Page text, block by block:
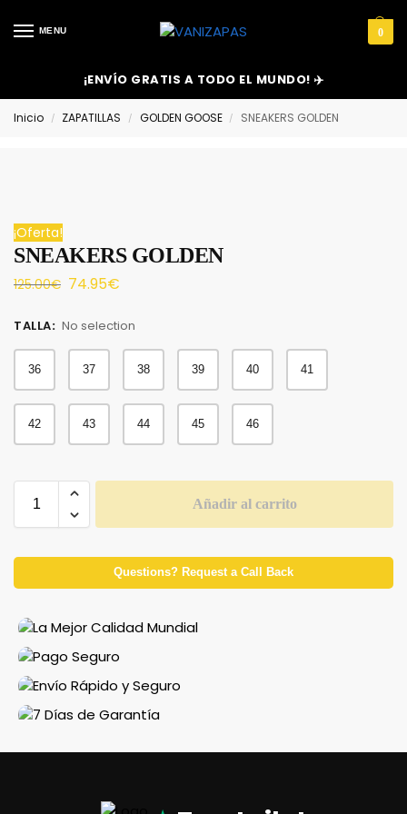
MENU 0
¡ENVÍO GRATIS A TODO EL MUNDO! ✈️
Inicio / ZAPATILLAS / GOLDEN GOOSE / SNEAKERS GOLDEN
¡Oferta!
SNEAKERS GOLDEN
125.00€ 74.95€
TALLA: No selection
36 37 38 39 40 41
42 43 44 45 46
Añadir al carrito
Questions? Request a Call Back